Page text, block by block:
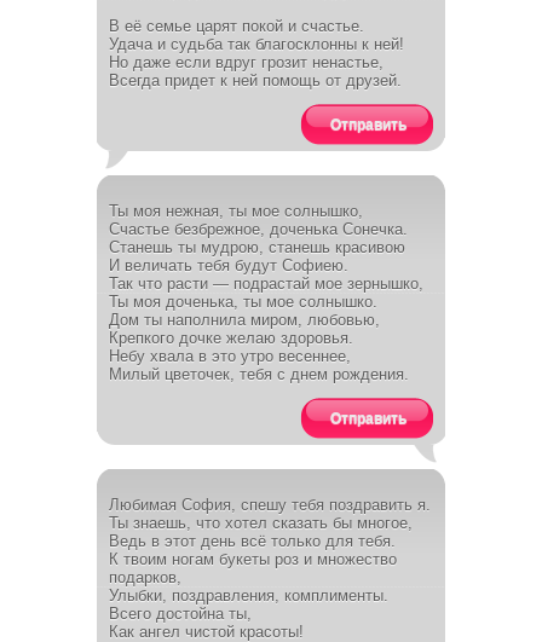
В её семье царят покой и счастье.
Удача и судьба так благосклонны к ней!
Но даже если вдруг грозит ненастье,
Всегда придет к ней помощь от друзей.
Отправить
Ты моя нежная, ты мое солнышко,
Счастье безбрежное, доченька Сонечка.
Станешь ты мудрою, станешь красивою
И величать тебя будут Софиею.
Так что расти — подрастай мое зернышко,
Ты моя доченька, ты мое солнышко.
Дом ты наполнила миром, любовью,
Крепкого дочке желаю здоровья.
Небу хвала в это утро весеннее,
Милый цветочек, тебя с днем рождения.
Отправить
Любимая София, спешу тебя поздравить я.
Ты знаешь, что хотел сказать бы многое,
Ведь в этот день всё только для тебя.
К твоим ногам букеты роз и множество
подарков,
Улыбки, поздравления, комплименты.
Всего достойна ты,
Как ангел чистой красоты!